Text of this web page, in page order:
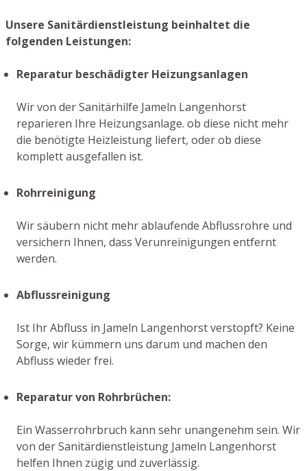
Unsere Sanitärdienstleistung beinhaltet die
folgenden Leistungen:
Reparatur beschädigter Heizungsanlagen
Wir von der Sanitärhilfe Jameln Langenhorst
reparieren Ihre Heizungsanlage. ob diese nicht mehr
die benötigte Heizleistung liefert, oder ob diese
komplett ausgefallen ist.
Rohrreinigung
Wir säubern nicht mehr ablaufende Abflussrohre und
versichern Ihnen, dass Verunreinigungen entfernt
werden.
Abflussreinigung
Ist Ihr Abfluss in Jameln Langenhorst verstopft? Keine
Sorge, wir kümmern uns darum und machen den
Abfluss wieder frei.
Reparatur von Rohrbrüchen:
Ein Wasserrohrbruch kann sehr unangenehm sein. Wir
von der Sanitärdienstleistung Jameln Langenhorst
helfen Ihnen zügig und zuverlässig.